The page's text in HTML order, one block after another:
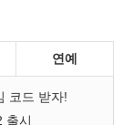
연예
코드 받자!
출시